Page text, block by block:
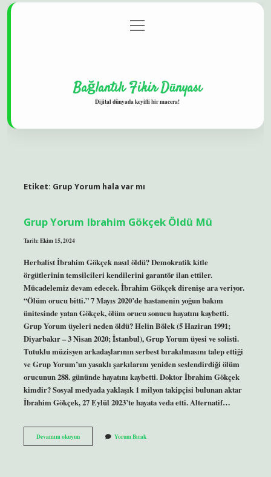
Gizlilik Politikası
menüyü
aç
Bağlantılı Fikir Dünyası
Dijital dünyada keyifli bir macera!
Etiket: Grup Yorum hala var mı
Grup Yorum Ibrahim Gökçek Öldü Mü
Tarih: Ekim 15, 2024
Herbalist İbrahim Gökçek nasıl öldü? Demokratik kitle
örgütlerinin temsilcileri kendilerini garantör ilan ettiler.
Mücadelemiz devam edecek. İbrahim Gökçek direnişe ara veriyor.
“Ölüm orucu bitti.” 7 Mayıs 2020’de hastanenin yoğun bakım
ünitesinde yatan Gökçek, ölüm orucu sonucu hayatını kaybetti.
Grup Yorum üyeleri neden öldü? Helin Bölek (5 Haziran 1991;
Diyarbakır – 3 Nisan 2020; İstanbul), Grup Yorum üyesi ve solisti.
Tutuklu müzisyen arkadaşlarının serbest bırakılmasını talep ettiği
ve Grup Yorum’un yasaklı şarkılarını yeniden seslendirdiği ölüm
orucunun 288. gününde hayatını kaybetti. Doktor İbrahim Gökçek
kimdir? Sosyal medyada yaklaşık 1 milyon takipçisi bulunan aktar
İbrahim Gökçek, 27 Eylül 2023’te hayata veda etti. Alternatif…
Devamını okuyunGrup
Yorum
Yorum Bırak